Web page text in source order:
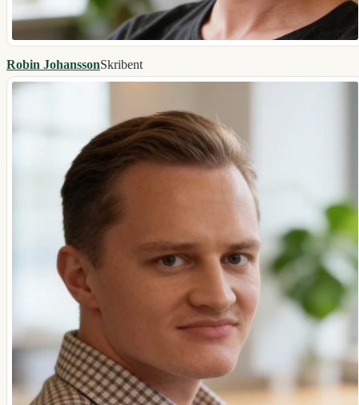
Robin JohanssonSkribent